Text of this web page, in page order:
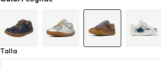
Talla